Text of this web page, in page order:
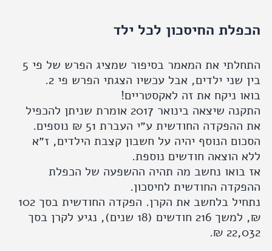
החיסכון לכל ילד
התחלתי את המאמר בסיפור שמציג הפרש של פי 5
ילדים, אבל עכשיו הצגתי הפרש פי 2.
ניקח את זה לאקסטריים!
התקנה שיצאה בינואר 2017 אומרת שניתן להכפיל
את ההפקדה החודשית ע״י העברת 51 ₪ נוספים.
הנוסף יהיה על חשבון קצבת הילדים, ז״א
הוצאה חודשים נוספת.
נחשב מה תהיה ההשפעה של הכפלת
החודשית לחיסכון.
נתחיל בלחשב את הקרן. הפקדה החודשית בסך 102
₪, למשך 216 חודשים (18 שנים), נגיע לקרן בסך